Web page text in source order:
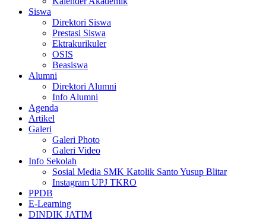
Siswa
Direktori Siswa
Prestasi Siswa
Ektrakurikuler
OSIS
Beasiswa
Alumni
Direktori Alumni
Info Alumni
Agenda
Artikel
Galeri
Galeri Photo
Galeri Video
Info Sekolah
Sosial Media SMK Katolik Santo Yusup Blitar
Instagram UPJ TKRO
PPDB
E-Learning
DINDIK JATIM